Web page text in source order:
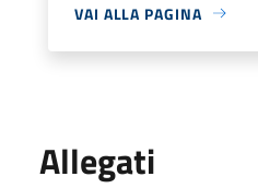
VAI ALLA PAGINA
Allegati